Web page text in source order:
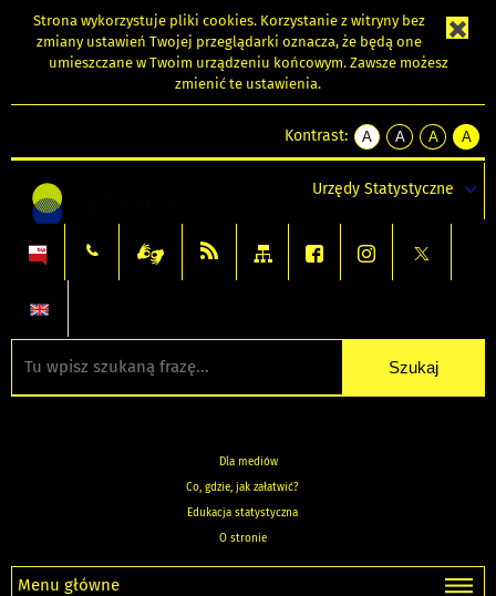
Strona wykorzystuje pliki cookies. Korzystanie z witryny bez
zmiany ustawień Twojej przeglądarki oznacza, że będą one
umieszczane w Twoim urządzeniu końcowym. Zawsze możesz
zmienić te ustawienia.
Kontrast:
A
kontrast
A
kontrast
tekst
czarnym
A
kontrast
tekst
czarnym
A
tekst
żółtym
Urzędy Statystyczne
Dla mediów
Co, gdzie, jak załatwić?
Edukacja statystyczna
O stronie
Menu główne